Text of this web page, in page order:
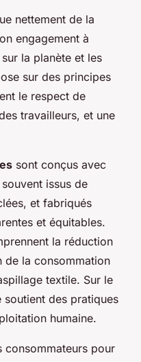
nettement de la
engagement à
la planète et les
sur des principes
le respect de
travailleurs, et une
sont conçus avec
issus de
et fabriqués
et équitables.
la réduction
de la consommation
textile. Sur le
des pratiques
humaine.
consommateurs pour